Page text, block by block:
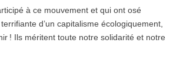
à ce mouvement et qui ont osé
d’un capitalisme écologiquement,
! Ils méritent toute notre solidarité et notre